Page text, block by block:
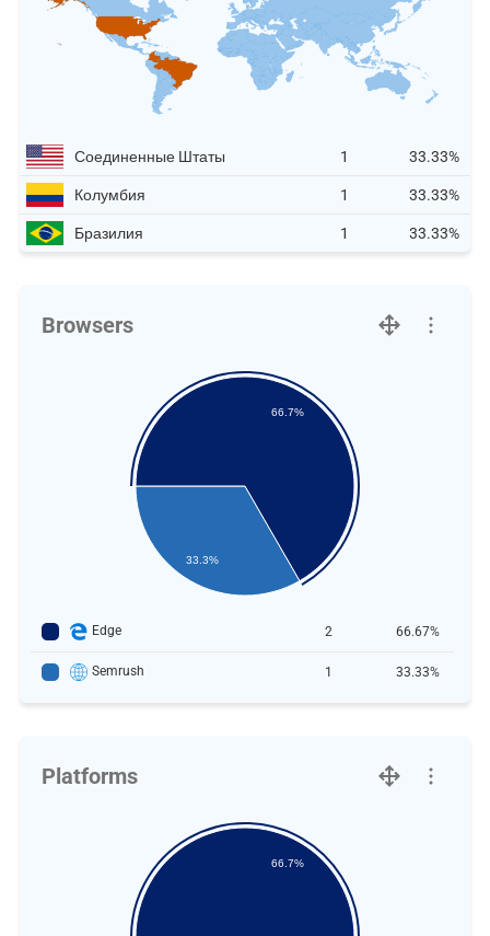
Соединенные Штаты 1 33.33%
Колумбия 1 33.33%
Бразилия 1 33.33%
Browsers
33.3%
66.7%
Edge 2 66.67%
Semrush 1 33.33%
Platforms
66.7%